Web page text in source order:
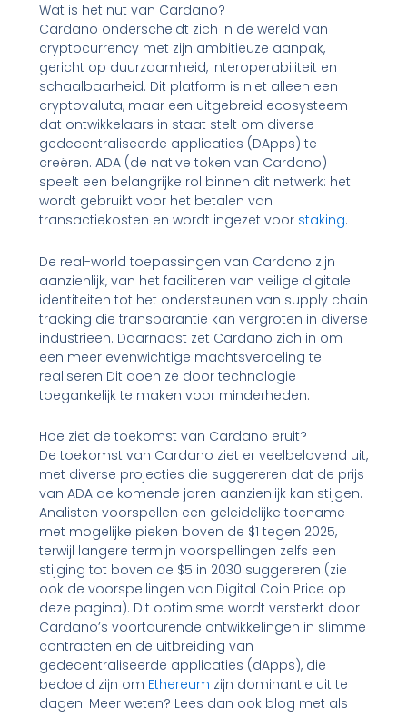
Wat is het nut van Cardano?
Cardano onderscheidt zich in de wereld van
cryptocurrency met zijn ambitieuze aanpak,
gericht op duurzaamheid, interoperabiliteit en
schaalbaarheid. Dit platform is niet alleen een
cryptovaluta, maar een uitgebreid ecosysteem
dat ontwikkelaars in staat stelt om diverse
gedecentraliseerde applicaties (DApps) te
creëren. ADA (de native token van Cardano)
speelt een belangrijke rol binnen dit netwerk: het
wordt gebruikt voor het betalen van
transactiekosten en wordt ingezet voor staking.
De real-world toepassingen van Cardano zijn
aanzienlijk, van het faciliteren van veilige digitale
identiteiten tot het ondersteunen van supply chain
tracking die transparantie kan vergroten in diverse
industrieën. Daarnaast zet Cardano zich in om
een meer evenwichtige machtsverdeling te
realiseren Dit doen ze door technologie
toegankelijk te maken voor minderheden.
Hoe ziet de toekomst van Cardano eruit?
De toekomst van Cardano ziet er veelbelovend uit,
met diverse projecties die suggereren dat de prijs
van ADA de komende jaren aanzienlijk kan stijgen.
Analisten voorspellen een geleidelijke toename
met mogelijke pieken boven de $1 tegen 2025,
terwijl langere termijn voorspellingen zelfs een
stijging tot boven de $5 in 2030 suggereren (zie
ook de voorspellingen van Digital Coin Price op
deze pagina). Dit optimisme wordt versterkt door
Cardano’s voortdurende ontwikkelingen in slimme
contracten en de uitbreiding van
gedecentraliseerde applicaties (dApps), die
bedoeld zijn om Ethereum zijn dominantie uit te
dagen. Meer weten? Lees dan ook blog met als